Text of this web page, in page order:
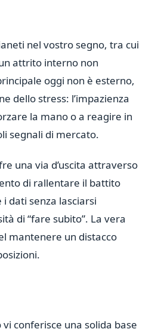
nel vostro segno, tra cui
attrito interno non
oggi non è esterno,
dello stress: l’impazienza
la mano o a reagire in
segnali di mercato.
una via d’uscita attraverso
di rallentare il battito
dati senza lasciarsi
di “fare subito”. La vera
mantenere un distacco
conferisce una solida base